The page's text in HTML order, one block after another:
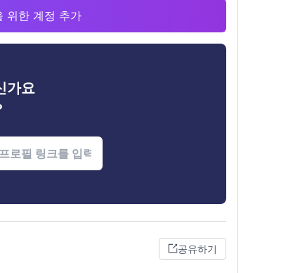
위한 계정 추가
가요
공유하기